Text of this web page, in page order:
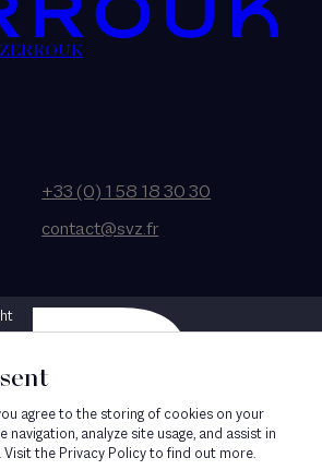
+33 (0) 1 58 18 30 30
contact@svz.fr
Designed by Bonhomme
agree to the storing of cookies on your
navigation, analyze site usage, and assist in
the Privacy Policy to find out more.